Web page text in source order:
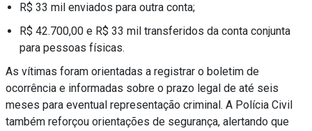
R$ 33 mil enviados para outra conta;
R$ 42.700,00 e R$ 33 mil transferidos da conta conjunta
para pessoas físicas.
As vítimas foram orientadas a registrar o boletim de
ocorrência e informadas sobre o prazo legal de até seis
meses para eventual representação criminal. A Polícia Civil
também reforçou orientações de segurança, alertando que